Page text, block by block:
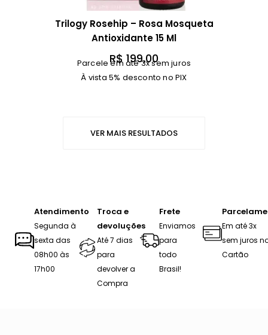
Trilogy Rosehip – Rosa Mosqueta
Antioxidante 15 Ml
R$ 199,00
Parcele em até 3x sem juros
À vista 5% desconto no PIX
VER MAIS RESULTADOS
Atendimento
Segunda à
sexta das
08h00 às
17h00
Troca e
devoluções
Até 7 dias
para
devolver a
Compra
Frete
Enviamos
para
todo
Brasil!
Em até 3x
sem juros
Cartão